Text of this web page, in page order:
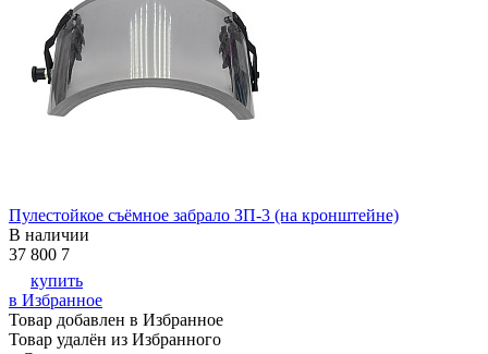
Пулестойкое съёмное забрало ЗП-3 (на кронштейне)
В наличии
37 800 7
купить
в Избранное
Товар добавлен в Избранное
Товар удалён из Избранного